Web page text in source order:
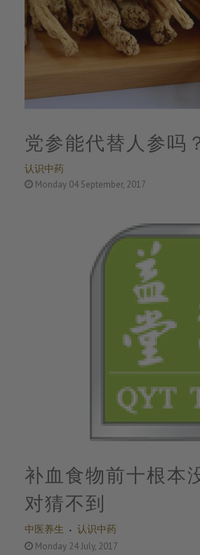
认识中药
党参能代替人参吗
Monday 04 September, 2017
中医养生 认识中药
补血食物前十根本
对猜不到
Monday 24 July, 2017